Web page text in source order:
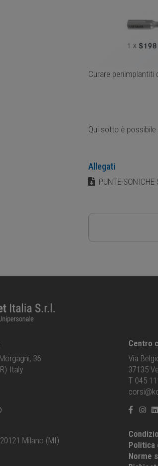
Curare
Qui sotto è
Allegati
PUNTE-
36
Italy
Centro
Via
37135
T 045
Milano (MI)
Politica
Norme